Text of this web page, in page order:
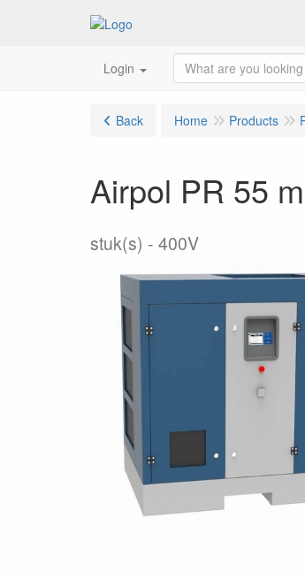
Login
Back Home Products
Airpol PR 55
stuk(s) 400V